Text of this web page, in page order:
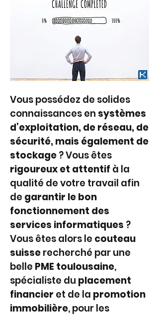
Vous possédez de solides
connaissances en systèmes
d’exploitation, de réseau, de
sécurité, mais également de
stockage
rigoureux et attentif à la
qualité de votre travail afin
de garantir le bon
fonctionnement des
services informatiques ?
Vous êtes alors le couteau
suisse recherché par une
belle PME toulousaine,
spécialiste du placement
financier et de la promotion
immobilière, pour les